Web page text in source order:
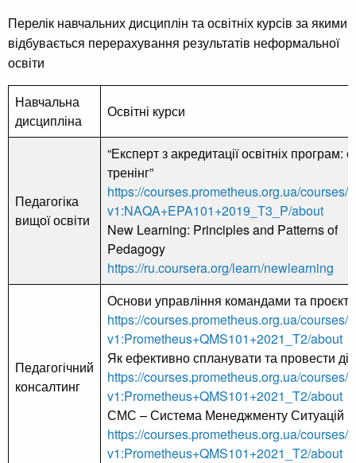
Перелік навчальних дисциплін та освітніх курсів за якими
відбувається перерахування результатів неформальної
освіти
Навчальна
дисципліна
Освітні курси
Педагогіка
вищої освіти
“Експерт з акредитації освітніх програм:
тренінг”
https://courses.prometheus.org.ua/courses/
v1:NAQA+EPA101+2019_T3_P/about
New Learning: Principles and Patterns of
Pedagogy
https://ru.coursera.org/learn/newlearning
Педагогічний
консалтинг
Основи управління командами та
https://courses.prometheus.org.ua/courses/
v1:Prometheus+QMS101+2021_T2/about
Як ефективно спланувати та провести
https://courses.prometheus.org.ua/courses/
v1:Prometheus+QMS101+2021_T2/about
СМС – Система Менеджменту Ситуацій
https://courses.prometheus.org.ua/courses/
v1:Prometheus+QMS101+2021_T2/about